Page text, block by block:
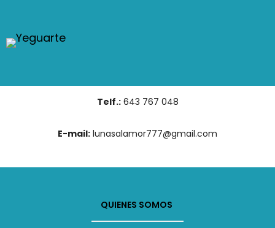
Telf.:643 767 048
E-mail: lunasalamor777@gmail.com
QUIENES SOMOS